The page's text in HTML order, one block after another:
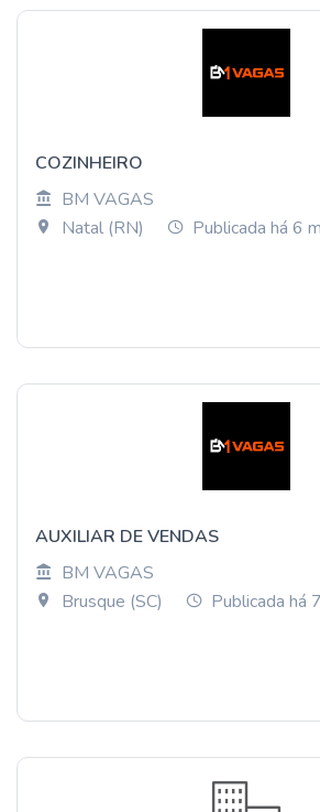
COZINHEIRO
BM VAGAS
Natal (RN)
Publicada há 6
AUXILIAR DE VENDAS
BM VAGAS
Brusque (SC)
Publicada há